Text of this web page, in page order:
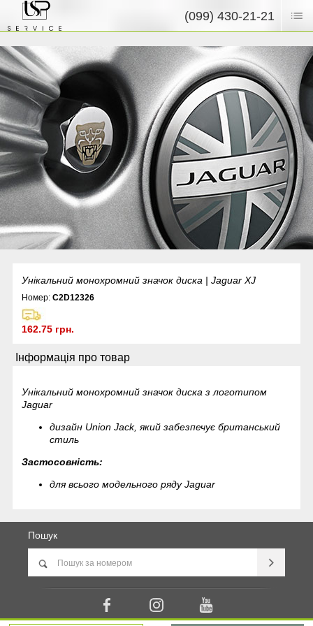
(099) 430-21-21
Унікальний монохромний значок диска | Jaguar XJ
Номер:C2D12326
162.75 грн.
Інформація про товар
Унікальний монохромний значок диска з логотипом
Jaguar
дизайн Union Jack, який забезпечує британський
стиль
Застосовність:
для всього модельного ряду Jaguar
Пошук